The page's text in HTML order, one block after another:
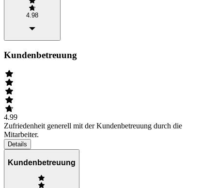
4.98
Kundenbetreuung
4.99
Zufriedenheit generell mit der Kundenbetreuung durch die
Mitarbeiter.
Details
Kundenbetreuung